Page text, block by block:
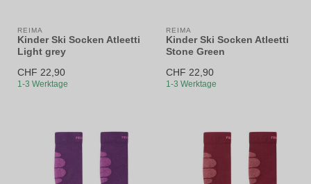
REIMA
Kinder Ski Socken Atleetti
Light grey
CHF 22,90
1-3 Werktage
REIMA
Kinder Ski Socken Atleetti
Stone Green
CHF 22,90
1-3 Werktage